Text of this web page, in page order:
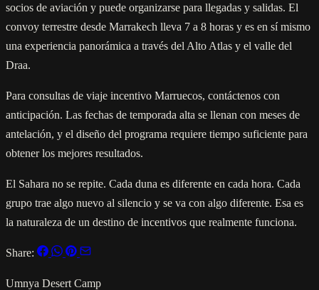
socios de aviación y puede organizarse para llegadas y salidas. El
convoy terrestre desde Marrakech lleva 7 a 8 horas y es en sí mismo
una experiencia panorámica a través del Alto Atlas y el valle del
Draa.
Para consultas de viaje incentivo Marruecos, contáctenos con
anticipación. Las fechas de temporada alta se llenan con meses de
antelación, y el diseño del programa requiere tiempo suficiente para
obtener los mejores resultados.
El Sahara no se repite. Cada duna es diferente en cada hora. Cada
grupo trae algo nuevo al silencio y se va con algo diferente. Esa es
la naturaleza de un destino de incentivos que realmente funciona.
Share:
Umnya Desert Camp